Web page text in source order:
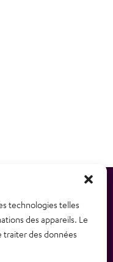
technologies telles
des appareils. Le
traiter des données
CGU